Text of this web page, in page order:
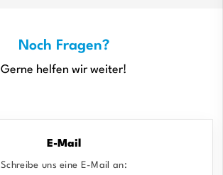
Noch Fragen?
Gerne helfen wir weiter!
E-Mail
Schreibe uns eine E-Mail an: